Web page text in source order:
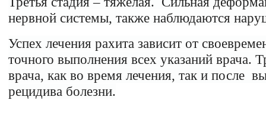
нервной системы, также наблюдаются
Успех лечения рахита зависит от
точного выполнения всех указаний врача.
врача, как во время лечения, так и после
рецидива болезни.